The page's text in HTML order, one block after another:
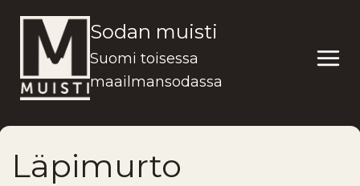
sisältöön
Sodan muisti
Suomi toisessa
maailmansodassa
Läpimurto